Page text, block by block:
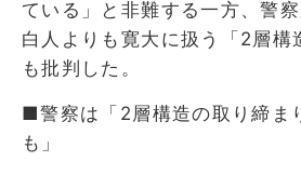
ている」と非難する一方、警
白人よりも寛大に扱う「2層構
も批判した。
■警察は「2層構造の取り締ま
も」